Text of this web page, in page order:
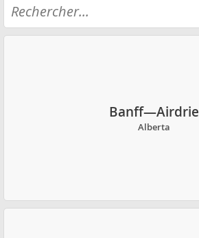
Banff—Airdrie
Alberta